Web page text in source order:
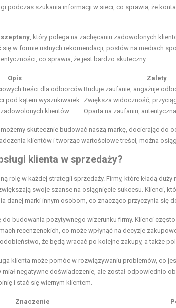
podczas szukania informacji w sieci, co sprawia, że
, który polega na zachęcaniu zadowolonych
w formie ustnych rekomendacji, postów na mediach
co sprawia, że jest bardzo skuteczny.
Opis
Zalety
treści dla odbiorców. Buduje zaufanie, angażuje
pod kątem wyszukiwarek.
Zwiększa widoczność,
klientów. Oparta na zaufaniu,
skutecznie budować naszą markę, docierając do
klientów i tworząc wartościowe treści, można
klienta w sprzedaży?
rolę w każdej strategii sprzedaży. Firmy, które kładą duży
swoje szanse na osiągnięcie sukcesu. Klienci,
danej marki innym osobom, co znacząco przyczynia się
budowania pozytywnego wizerunku firmy. Klienci
recenzenckich, co może wpłynąć na decyzje
że będą wracać po kolejne zakupy, a także
klienta może pomóc w rozwiązywaniu problemów, co
negatywne doświadczenie, ale został odpowiednio
i stać się wiernym klientem.
Znaczenie